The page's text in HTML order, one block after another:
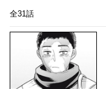
全31話